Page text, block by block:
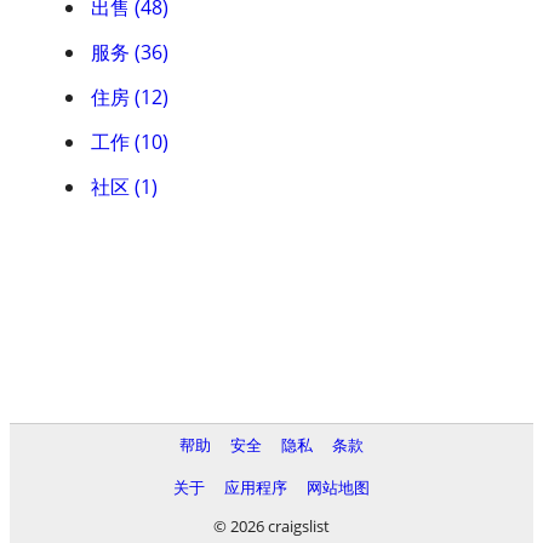
出售 (48)
服务 (36)
住房 (12)
工作 (10)
社区 (1)
帮助 安全 隐私
条款
关于
应用程序
网站地图
© 2026 craigslist